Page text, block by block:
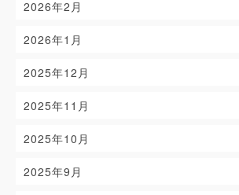
2026年2月
2026年1月
2025年12月
2025年11月
2025年10月
2025年9月